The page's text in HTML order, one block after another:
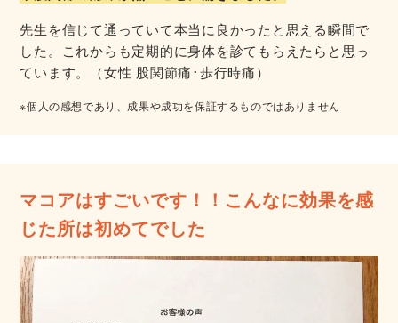
先生を信じて通っていて本当に良かったと思える瞬間で
した。これからも定期的に身体を診てもらえたらと思っ
ています。（女性 股関節痛･歩行時痛）
※個人の感想であり、成果や成功を保証するものではありません
マコアはすごいです！！こんなに効果を感
じた所は初めてでした